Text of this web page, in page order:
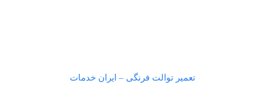
تعمیر توالت فرنگی – ایران خدمات